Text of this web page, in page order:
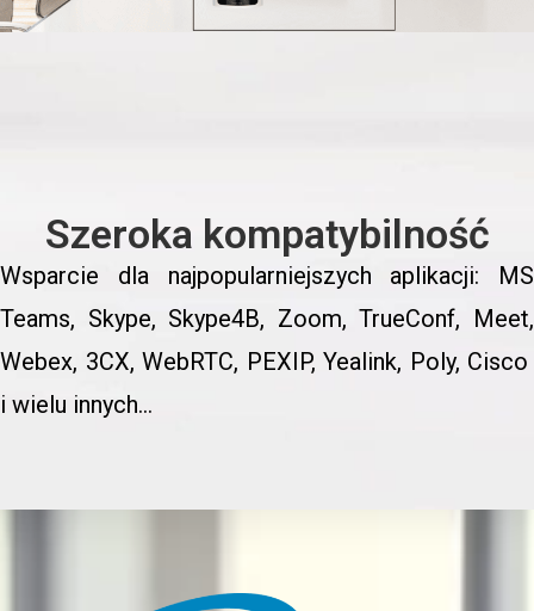
Szeroka kompatybilność
Wsparcie dla najpopularniejszych aplikacji: MS
Teams, Skype, Skype4B, Zoom, TrueConf, Meet,
Webex, 3CX, WebRTC, PEXIP, Yealink, Poly, Cisco
i wielu innych…